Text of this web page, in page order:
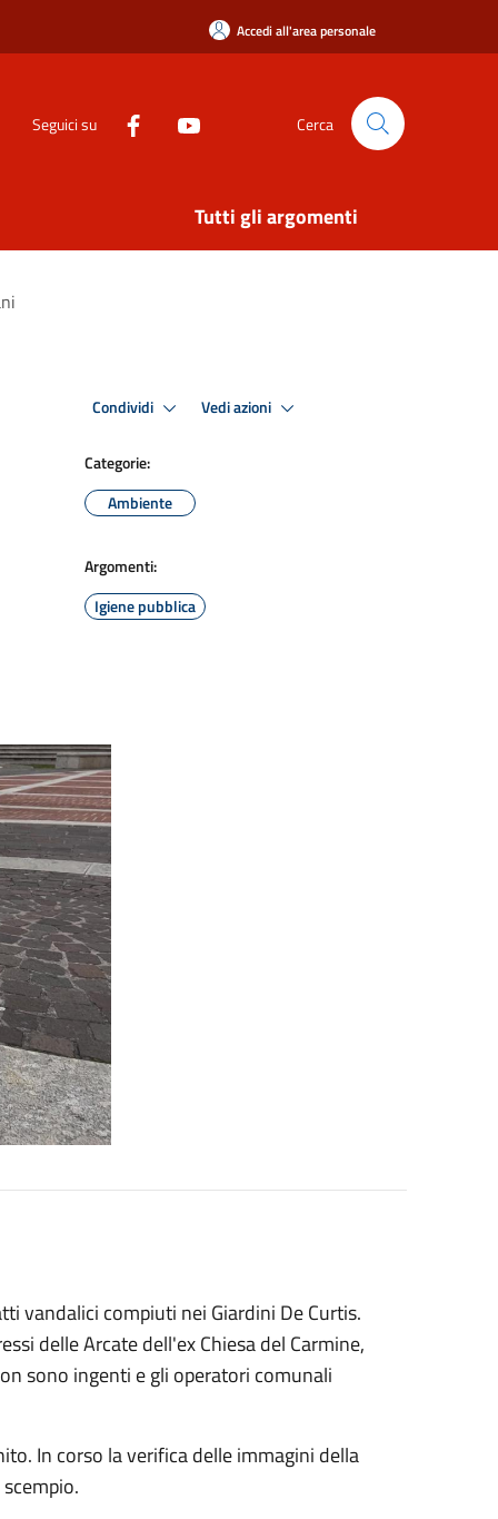
Accedi all'area personale
Seguici su Cerca
Tutti gli argomenti
Condividi Vedi azioni
Categorie:
Ambiente
Argomenti:
Igiene pubblica
vandalici compiuti nei Giardini De Curtis.
delle Arcate dell'ex Chiesa del Carmine,
sono ingenti e gli operatori comunali
In corso la verifica delle immagini della